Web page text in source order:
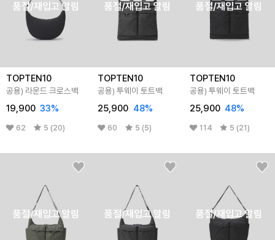
품절/재입고 알림
TOPTEN10
공용) 라운드 크로스백
19,900 33%
62 5 (20)
품절/재입고 알림
TOPTEN10
공용) 투웨이 토트백
25,900 48%
60 5 (5)
품절/재입고 알림
TOPTEN10
공용) 투웨이 토트백
25,900 48%
114 5 (21)
품절/재입고 알림 품절/재입고 알림 품절/재입고 알림